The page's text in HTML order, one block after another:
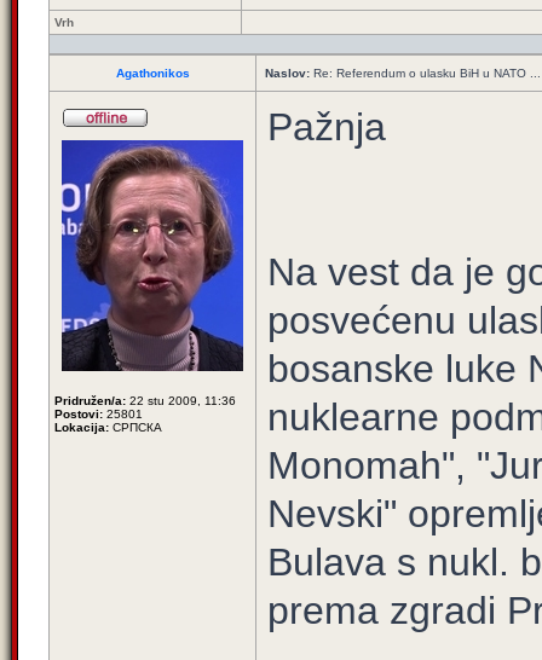
Vrh
Agathonikos Naslov: Re: Referendum o ulasku BiH u NATO ...
Pridružen/a: 22 stu 2009, 11:36
Postovi: 25801
Lokacija: СРПСКА
Pažnja
Na vest da je
posvećenu
bosanske luke
nuklearne
Monomah",
Nevski"
Bulava s nukl.
prema zgradi